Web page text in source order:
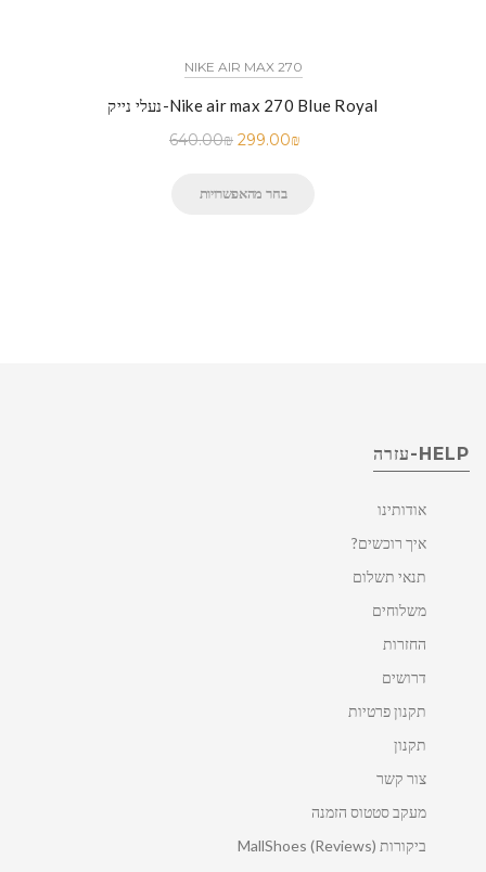
NIKE AIR MAX 270
נעלי נייק-Nike air max 270 Blue Royal
640.00₪ 299.00₪
בחר מהאפשרויות
HELP-עזרה
אודותינו
איך רוכשים?
תנאי תשלום
משלוחים
החזרות
דרושים
תקנון פרטיות
תקנון
צור קשר
מעקב סטטוס הזמנה
ביקורות MallShoes (Reviews)